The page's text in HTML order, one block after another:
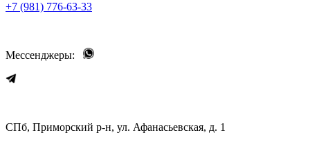
+7 (981) 776-63-33
Мессенджеры:
СПб, Приморский р-н, ул. Афанасьевская, д. 1